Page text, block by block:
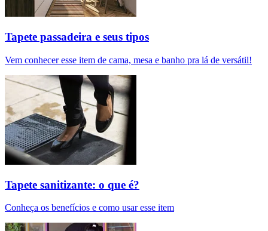
Tapete passadeira e seus tipos
Vem conhecer esse item de cama, mesa e banho pra lá de versátil!
Tapete sanitizante: o que é?
Conheça os benefícios e como usar esse item